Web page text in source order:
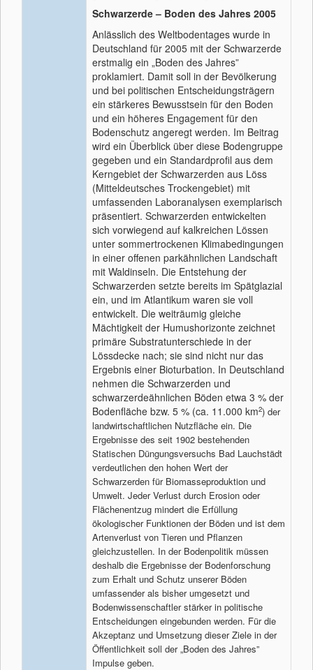
Schwarzerde – Boden des Jahres 2005
Anlässlich des Weltbodentages wurde in
Deutschland für 2005 mit der Schwarzerde
erstmalig ein „Boden des Jahres”
proklamiert. Damit soll in der Bevölkerung
und bei politischen Entscheidungsträgern
ein stärkeres Bewusstsein für den Boden
und ein höheres Engagement für den
Bodenschutz angeregt werden. Im Beitrag
wird ein Überblick über diese Bodengruppe
gegeben und ein Standardprofil aus dem
Kerngebiet der Schwarzerden aus Löss
(Mitteldeutsches Trockengebiet) mit
umfassenden Laboranalysen exemplarisch
präsentiert. Schwarzerden entwickelten
sich vorwiegend auf kalkreichen Lössen
unter sommertrockenen Klimabedingungen
in einer offenen parkähnlichen Landschaft
mit Waldinseln. Die Entstehung der
Schwarzerden setzte bereits im Spätglazial
ein, und im Atlantikum waren sie voll
entwickelt. Die weiträumig gleiche
Mächtigkeit der Humushorizonte zeichnet
primäre Substratunterschiede in der
Lössdecke nach; sie sind nicht nur das
Ergebnis einer Bioturbation. In Deutschland
nehmen die Schwarzerden und
schwarzerdeähnlichen Böden etwa 3 % der
Bodenfläche bzw. 5 % (ca. 11.000 km2) der
landwirtschaftlichen Nutzfläche ein. Die
Ergebnisse des seit 1902 bestehenden
Statischen Düngungsversuchs Bad Lauchstädt
verdeutlichen den hohen Wert der
Schwarzerden für Biomasseproduktion und
Umwelt. Jeder Verlust durch Erosion oder
Flächenentzug mindert die Erfüllung
ökologischer Funktionen der Böden und ist dem
Artenverlust von Tieren und Pflanzen
gleichzustellen. In der Bodenpolitik müssen
deshalb die Ergebnisse der Bodenforschung
zum Erhalt und Schutz unserer Böden
umfassender als bisher umgesetzt und
Bodenwissenschaftler stärker in politische
Entscheidungen eingebunden werden. Für die
Akzeptanz und Umsetzung dieser Ziele in der
Öffentlichkeit soll der „Boden des Jahres”
Impulse geben.